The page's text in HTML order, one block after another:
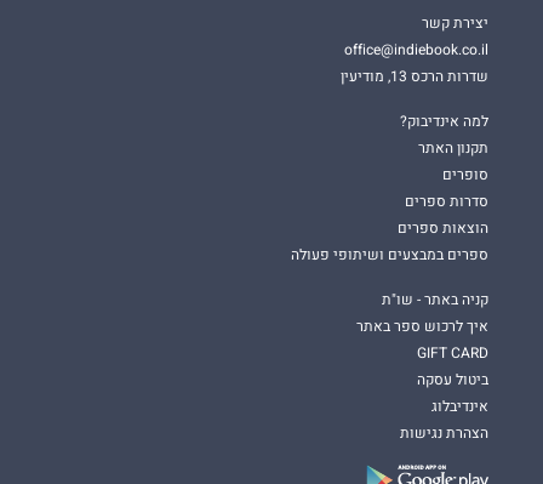
יצירת קשר
office@indiebook.co.il
שדרות הרכס 13, מודיעין
למה אינדיבוק?
תקנון האתר
סופרים
סדרות ספרים
הוצאות ספרים
ספרים במבצעים ושיתופי פעולה
קניה באתר - שו"ת
איך לרכוש ספר באתר
GIFT CARD
ביטול עסקה
אינדיבלוג
הצהרת נגישות